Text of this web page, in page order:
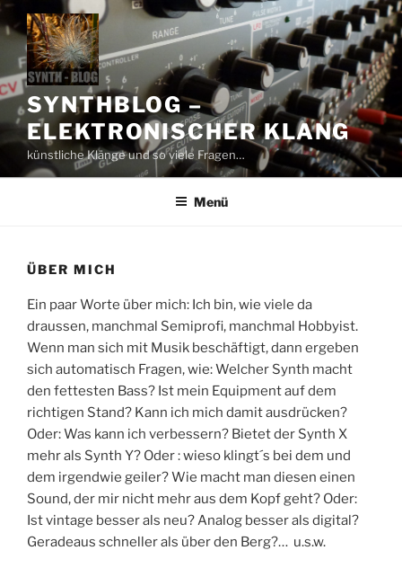
Zum
Inhalt
springen
SYNTHBLOG –
ELEKTRONISCHER KLANG
künstliche Klänge und so viele Fragen…
Menü
ÜBER MICH
Ein paar Worte über mich: Ich bin, wie viele da
draussen, manchmal Semiprofi, manchmal Hobbyist.
Wenn man sich mit Musik beschäftigt, dann ergeben
sich automatisch Fragen, wie: Welcher Synth macht
den fettesten Bass? Ist mein Equipment auf dem
richtigen Stand? Kann ich mich damit ausdrücken?
Oder: Was kann ich verbessern? Bietet der Synth X
mehr als Synth Y? Oder : wieso klingt´s bei dem und
dem irgendwie geiler? Wie macht man diesen einen
Sound, der mir nicht mehr aus dem Kopf geht? Oder:
Ist vintage besser als neu? Analog besser als digital?
Geradeaus schneller als über den Berg?… u.s.w.